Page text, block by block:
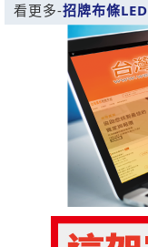
看更多-招牌布條LED